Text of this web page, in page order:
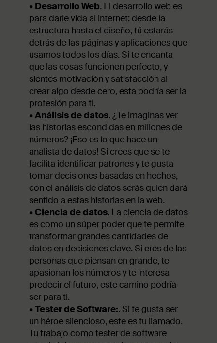
• Desarrollo Web. El desarrollo web es
para darle vida al internet: desde la
estructura hasta el diseño, tú estarás
detrás de las páginas y aplicaciones que
usamos todos los días. Si te encanta
que las cosas funcionen perfecto, y
sientes motivación y satisfacción al
crear algo desde cero, esta podría ser la
profesión para ti.
• Análisis de datos. ¿Te imaginas ver
las historias escondidas en millones de
números? ¡Eso es lo que hace un
analista de datos! Si crees que se te
facilita identificar patrones y te gusta
tomar decisiones basadas en hechos,
con el análisis de datos serás quien dará
sentido a estas historias en la web.
• Ciencia de datos. La ciencia de datos
es como un súper poder que te permite
transformar grandes cantidades de
datos en decisiones clave. Si eres de las
personas que piensan en grande, te
apasionan los números y te interesa
predecir el futuro, este camino podría
ser para ti.
• Tester de Software:. Si te gusta ser
un héroe silencioso, este es tu llamado.
Tu trabajo como tester de software